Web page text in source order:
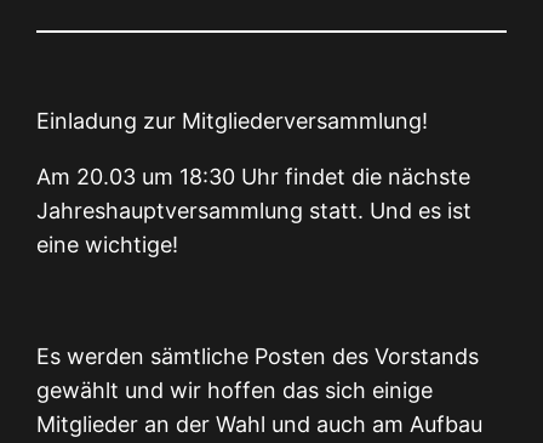
Einladung zur Mitgliederversammlung!
Am 20.03 um 18:30 Uhr findet die nächste
Jahreshauptversammlung statt. Und es ist
eine wichtige!
Es werden sämtliche Posten des Vorstands
gewählt und wir hoffen das sich einige
Mitglieder an der Wahl und auch am Aufbau